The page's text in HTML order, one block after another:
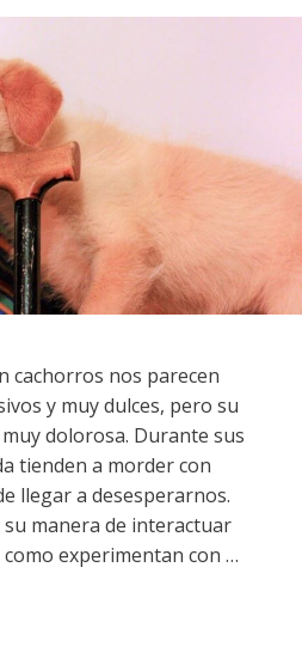
cachorros nos parecen
y muy dulces, pero su
dolorosa. Durante sus
tienden a morder con
llegar a desesperarnos.
manera de interactuar
experimentan con …